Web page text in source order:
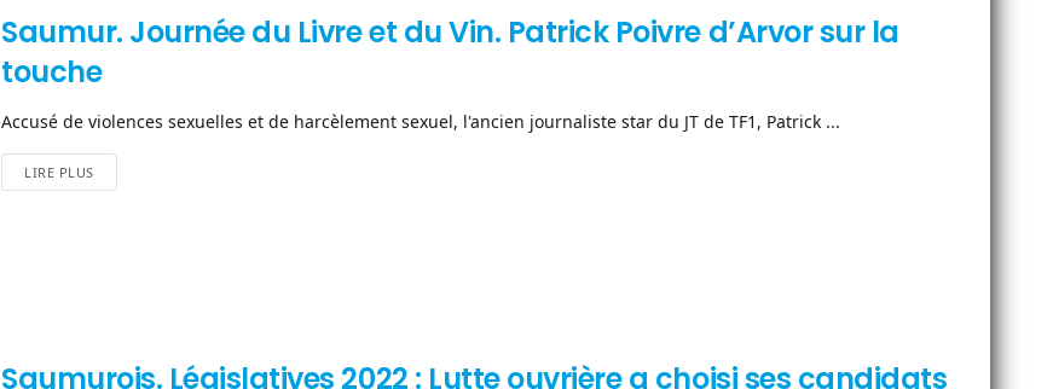
Saumur. Journée du Livre et du Vin. Patrick Poivre d’Arvor sur la
touche
Accusé de violences sexuelles et de harcèlement sexuel, l'ancien journaliste star du JT de TF1, Patrick ...
LIRE PLUS
Saumurois. Législatives 2022 : Lutte ouvrière a choisi ses candidats